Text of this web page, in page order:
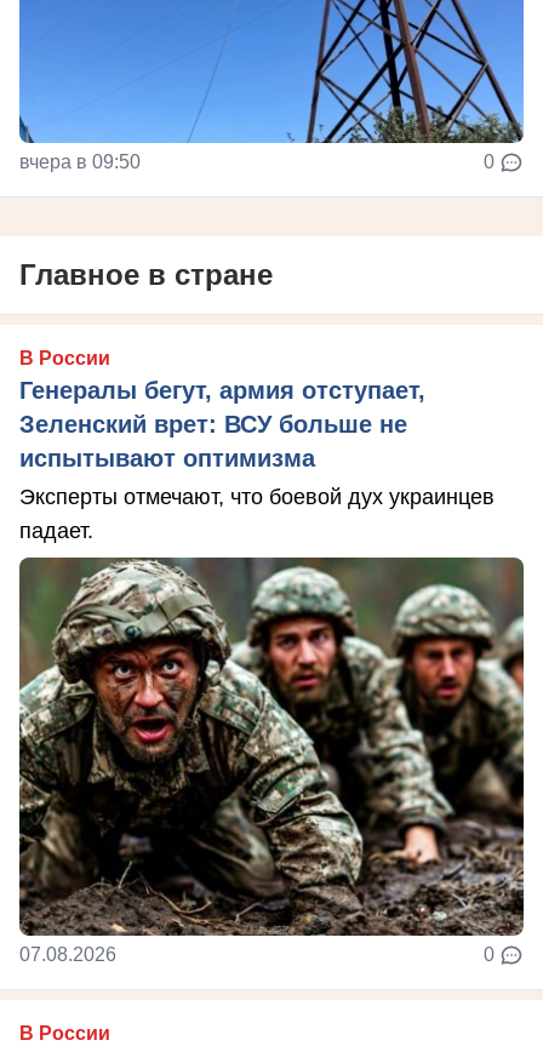
вчера в 09:50 0
Главное в стране
В России
Генералы бегут, армия отступает,
Зеленский врет: ВСУ больше не
испытывают оптимизма
Эксперты отмечают, что боевой дух украинцев
падает.
07.08.2026 0
В России